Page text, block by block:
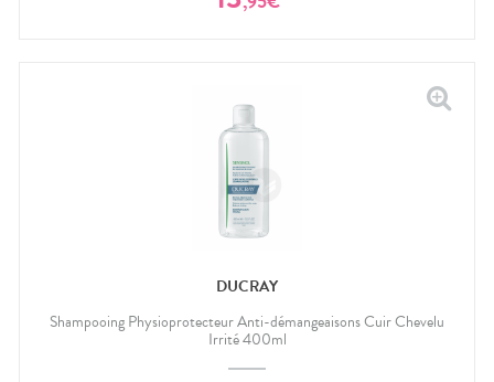
DUCRAY
Shampooing Physioprotecteur Anti-démangeaisons Cuir Chevelu
Irrité 400ml